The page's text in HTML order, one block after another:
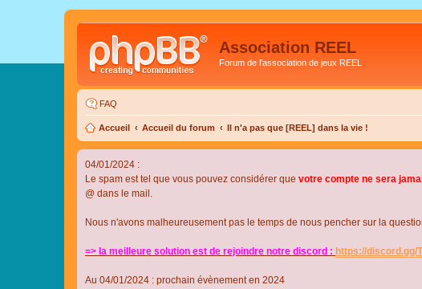
Association REEL
Forum de l'association de jeux REEL
FAQ
Accueil Accueil du forum Il n'a pas que [REEL] dans la vie !
04/01/2024 :
Le spam est tel que vous pouvez considérer que votre compte ne sera
@ dans le mail.
Nous n'avons malheureusement pas le temps de nous pencher sur la
=> la meilleure solution est de rejoindre notre discord : https://discord.gg/
Au 04/01/2024 : prochain évènement en 2024